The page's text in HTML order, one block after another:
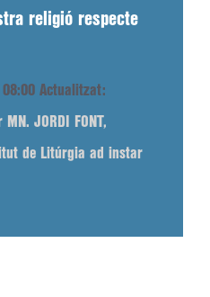
religió respecte
Actualitzat:
MN. JORDI FONT,
de Litúrgia ad instar